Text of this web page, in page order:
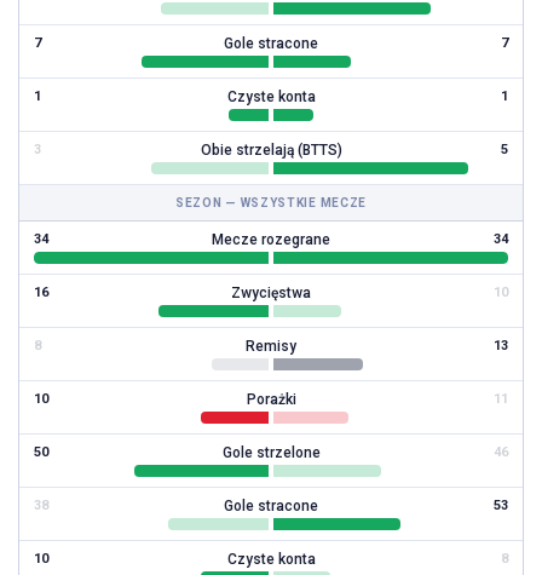
7 Gole stracone 7
1 Czyste konta 1
3 Obie strzelają (BTTS) 5
SEZON — WSZYSTKIE MECZE
34 Mecze rozegrane 34
16 Zwycięstwa 10
8 Remisy 13
10 Porażki 11
50 Gole strzelone 46
38 Gole stracone 53
10 Czyste konta 8